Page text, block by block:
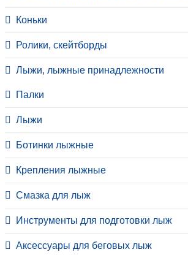
Коньки
Ролики, скейтборды
Лыжи, лыжные принадлежности
Палки
Лыжи
Ботинки лыжные
Крепления лыжные
Смазка для лыж
Инструменты для подготовки лыж
Аксессуары для беговых лыж